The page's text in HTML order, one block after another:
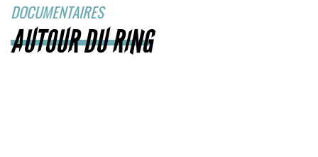
DOCUMENTAIRES
AUTOUR DU RING